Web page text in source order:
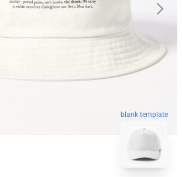
blank template